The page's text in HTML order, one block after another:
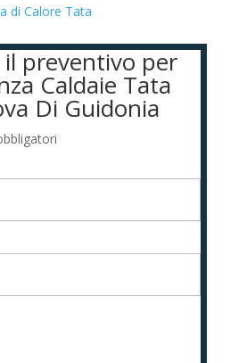
di Calore Tata
il preventivo per
Caldaie Tata
Di Guidonia